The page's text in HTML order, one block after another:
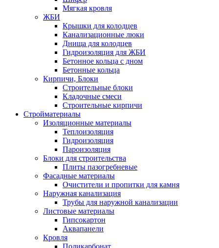
Мягкая кровля
ЖБИ
Крышки для колодцев
Канализационные люки
Днища для колодцев
Гидроизоляция для ЖБИ
Бетонное кольца с дном
Бетонные кольца
Кирпичи, Блоки
Строительные блоки
Кладочные смеси
Строительные кирпичи
Стройматериалы
Изоляционные материалы
Теплоизоляция
Гидроизоляция
Пароизоляция
Блоки для строительства
Плиты пазогребневые
Фасадные материалы
Очистители и пропитки для камня
Наружная канализация
Трубы для наружной канализации
Листовые материалы
Гипсокартон
Аквапанели
Кровля
Поликарбонат